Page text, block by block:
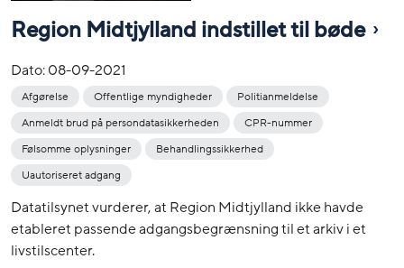
Region Midtjylland indstillet til bøde
Dato:08-09-2021
Afgørelse Offentlige myndigheder
Politianmeldelse
Anmeldt brud på persondatasikkerheden
CPR-nummer
Følsomme oplysninger
Behandlingssikkerhed
Uautoriseret adgang
Datatilsynet vurderer, at Region Midtjylland ikke havde
etableret passende adgangsbegrænsning til et arkiv i et
livstilscenter.